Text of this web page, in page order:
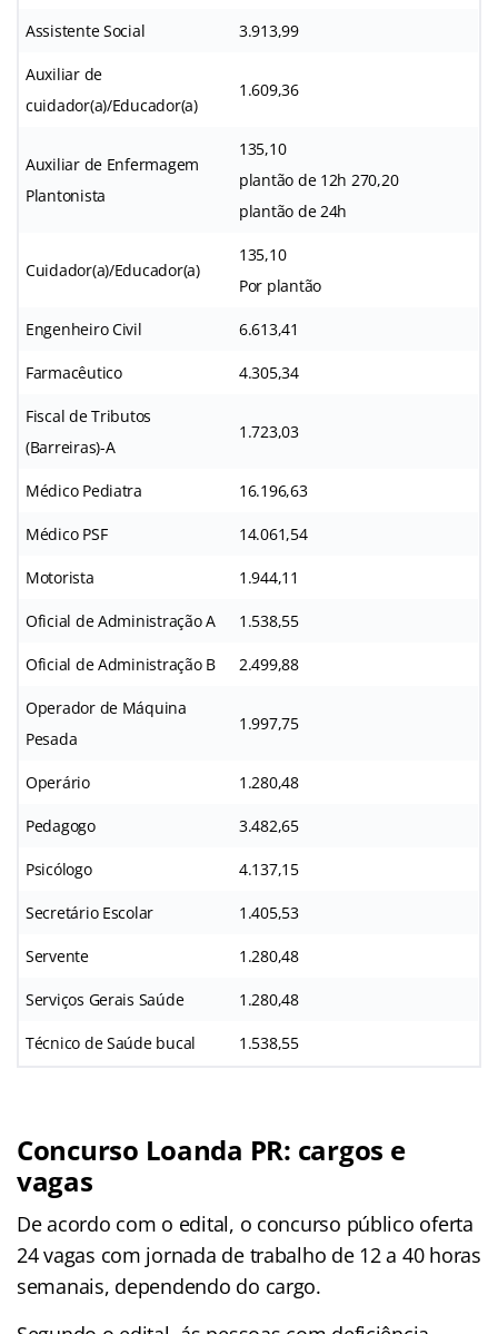
Assistente Social 3.913,99
Auxiliar de
cuidador(a)/Educador(a)
1.609,36
Auxiliar de Enfermagem
Plantonista
135,10
plantão de 12h 270,20
plantão de 24h
Cuidador(a)/Educador(a)
135,10
Por plantão
Engenheiro Civil 6.613,41
Farmacêutico 4.305,34
Fiscal de Tributos
(Barreiras)-A
1.723,03
Médico Pediatra 16.196,63
Médico PSF 14.061,54
Motorista 1.944,11
Oficial de Administração A 1.538,55
Oficial de Administração B 2.499,88
Operador de Máquina
Pesada
1.997,75
Operário 1.280,48
Pedagogo 3.482,65
Psicólogo 4.137,15
Secretário Escolar 1.405,53
Servente 1.280,48
Serviços Gerais Saúde 1.280,48
Técnico de Saúde bucal 1.538,55
Concurso Loanda PR: cargos e
vagas
De acordo com o edital, o concurso público oferta
24 vagas com jornada de trabalho de 12 a 40 horas
semanais, dependendo do cargo.